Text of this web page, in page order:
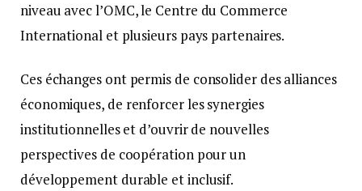
niveau avec l’OMC, le Centre du Commerce
International et plusieurs pays partenaires.
Ces échanges ont permis de consolider des alliances
économiques, de renforcer les synergies
institutionnelles et d’ouvrir de nouvelles
perspectives de coopération pour un
développement durable et inclusif.